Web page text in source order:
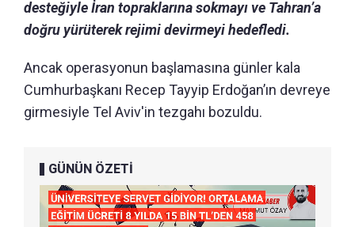
desteğiyle İran topraklarına sokmayı ve Tahran’a
doğru yürüterek rejimi devirmeyi hedefledi.
Ancak operasyonun başlamasına günler kala
Cumhurbaşkanı Recep Tayyip Erdoğan’ın devreye
girmesiyle Tel Aviv'in tezgahı bozuldu.
GÜNÜN ÖZETİ